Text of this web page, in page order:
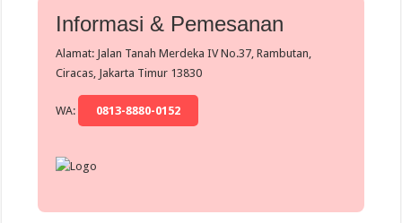
Informasi & Pemesanan
Alamat: Jalan Tanah Merdeka IV No.37, Rambutan,
Ciracas, Jakarta Timur 13830
WA: 0813-8880-0152